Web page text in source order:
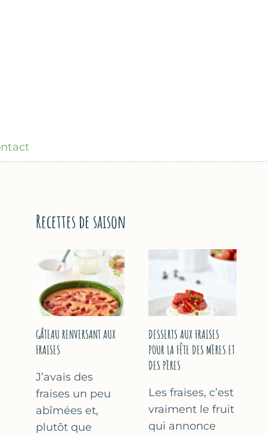
Recettes de saison
GÂTEAU RENVERSANT AUX
FRAISES
J’avais des
fraises un peu
abîmées et,
plutôt que
DESSERTS AUX FRAISES
POUR LA FÊTE DES MÈRES ET
DES PÈRES
Les fraises, c’est
vraiment le fruit
qui annonce